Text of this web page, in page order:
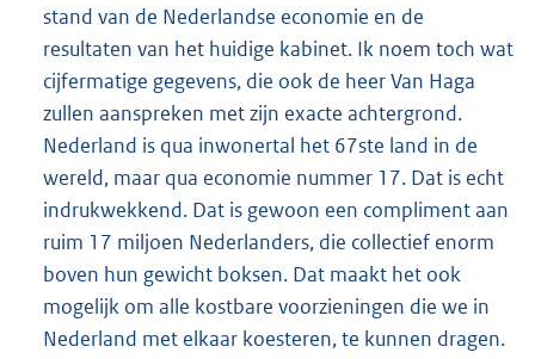
stand van de Nederlandse economie en de
resultaten van het huidige kabinet. Ik noem toch wat
cijfermatige gegevens, die ook de heer Van Haga
zullen aanspreken met zijn exacte achtergrond.
Nederland is qua inwonertal het 67ste land in de
wereld, maar qua economie nummer 17. Dat is echt
indrukwekkend. Dat is gewoon een compliment aan
ruim 17 miljoen Nederlanders, die collectief enorm
boven hun gewicht boksen. Dat maakt het ook
mogelijk om alle kostbare voorzieningen die we in
Nederland met elkaar koesteren, te kunnen dragen.